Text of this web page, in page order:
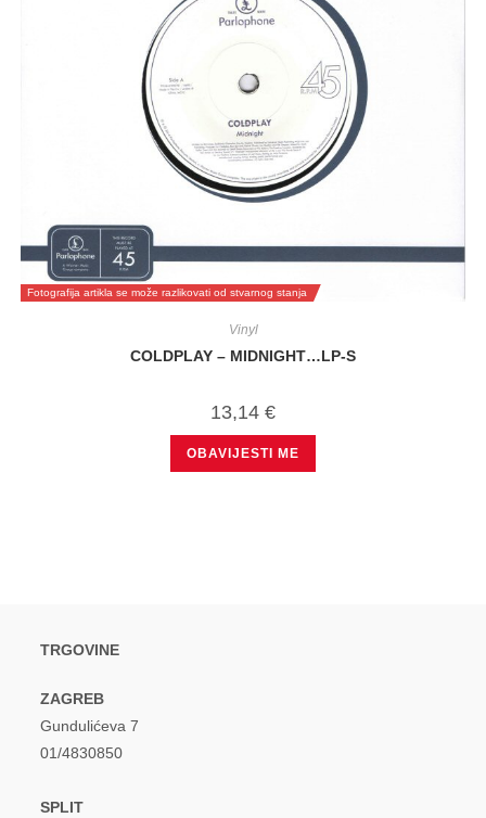
Fotografija artikla se može razlikovati od stvarnog stanja
Vinyl
COLDPLAY – MIDNIGHT…LP-S
13,14 €
OBAVIJESTI ME
TRGOVINE
ZAGREB
Gundulićeva 7
01/4830850
SPLIT